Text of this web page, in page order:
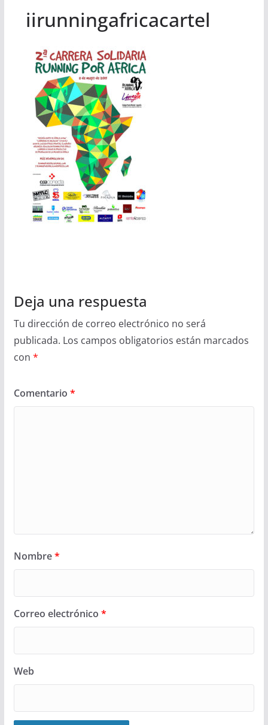
iirunningafricacartel
Deja una respuesta
Tu dirección de correo electrónico no será
publicada. Los campos obligatorios están marcados
con *
Comentario *
Nombre*
Correo electrónico *
Web